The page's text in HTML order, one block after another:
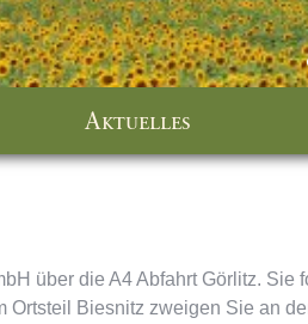
Aktuelles
über die A4 Abfahrt Görlitz.
Ortsteil Biesnitz zweigen Sie an